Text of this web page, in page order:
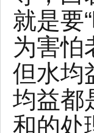
就是要
为害怕
但水均
均益都
和的处